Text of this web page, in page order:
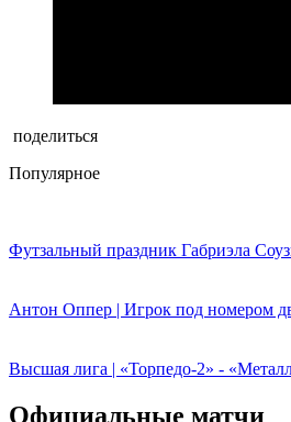
поделиться
Популярное
Футзальный праздник Габриэла
Антон Оппер | Игрок под номером
Высшая лига | «Торпедо-2» -
Официальные матчи